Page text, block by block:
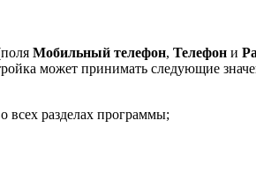
Мобильный телефон, Телефон и
может принимать следующие
всех разделах программы;